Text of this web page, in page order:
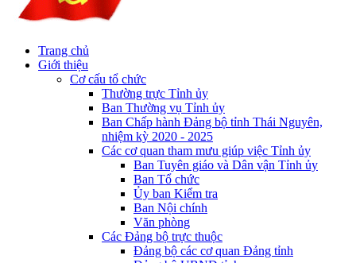
Trang chủ
Giới thiệu
Cơ cấu tổ chức
Thường trực Tỉnh ủy
Ban Thường vụ Tỉnh ủy
Ban Chấp hành Đảng bộ tỉnh Thái Nguyên,
nhiệm kỳ 2020 - 2025
Các cơ quan tham mưu giúp việc Tỉnh ủy
Ban Tuyên giáo và Dân vận Tỉnh ủy
Ban Tổ chức
Ủy ban Kiểm tra
Ban Nội chính
Văn phòng
Các Đảng bộ trực thuộc
Đảng bộ các cơ quan Đảng tỉnh